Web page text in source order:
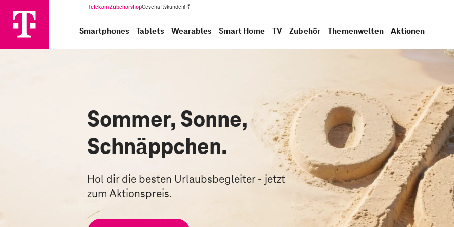
Telekom ZubehörshopGeschäftskunden
(Wird in einem neuen Tab geöffnet)
Smartphones Tablets Wearables Smart Home TV Zubehör Themenwelten Aktionen
Sommer, Sonne,
Schnäppchen.
Hol dir die besten Urlaubsbegleiter - jetzt
zum Aktionspreis.